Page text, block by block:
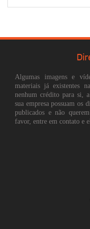
Algumas imagens e
materiais já existentes
nenhum crédito para si,
sua empresa possuam os
publicados e não
favor, entre em contato e